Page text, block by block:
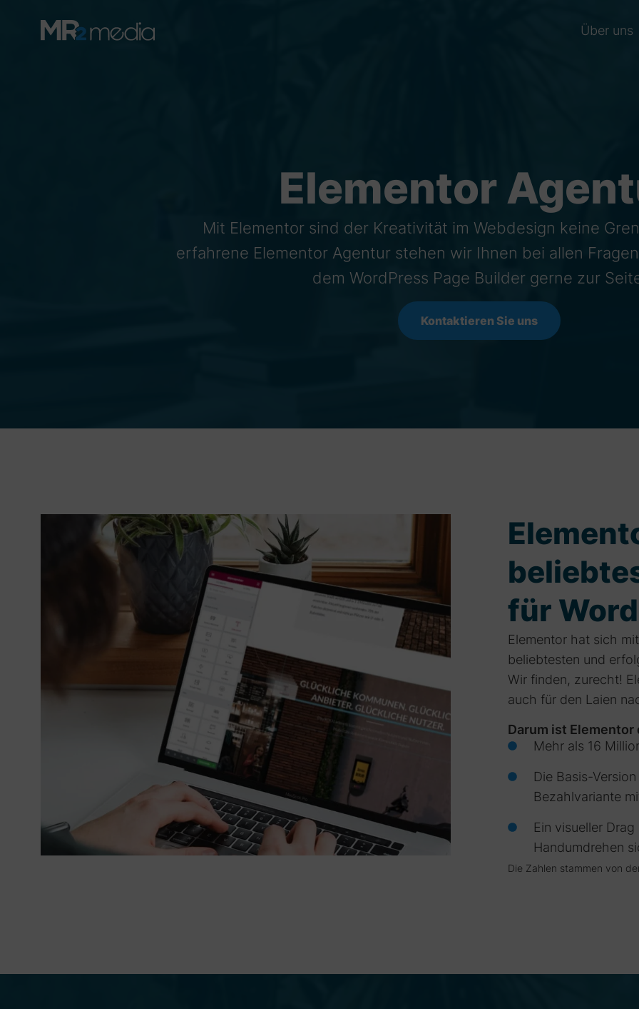
Über uns
Elementor
Mit Elementor sind der Kreativität im Webdesign keine
erfahrene Elementor Agentur stehen wir Ihnen bei allen
dem WordPress Page Builder gerne zur
Kontaktieren Sie uns
für
Elementor hat sich
beliebtesten und
Wir finden, zurecht!
auch für den Laien
Darum ist
Mehr als 16
Die Basis-
Bezahlvariante
Ein visueller
Handumdrehen
Die Zahlen stammen von